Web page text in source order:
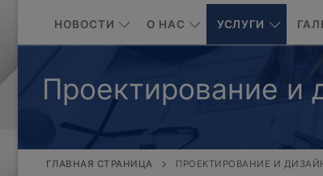
НОВОСТИ О НАС УСЛУГИ
Проектирование и
ГЛАВНАЯ СТРАНИЦА ПРОЕКТИРОВАНИЕ И